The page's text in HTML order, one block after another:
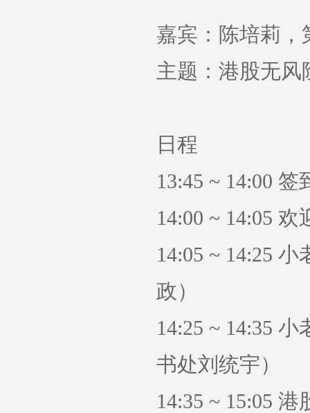
嘉宾：陈培莉，
主题：港股无风
日程
13:45 ~ 14:00
14:00 ~ 14:05
14:05 ~ 14:25
政）
14:25 ~ 14:35
书处刘统宇）
14:35 ~ 15:05